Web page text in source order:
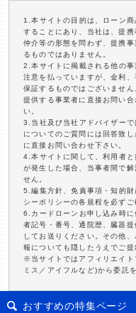
1.本サイトの目的は、ローン
することにあり、当社は、提
仲介等の形態を問わず、提携
るものではありません。
2.本サイトに掲載される他の
注意を払っていますが、金利
保証するものではございませ
提供する事業者に直接お問い
い。
3.当社及び当社アドバイザー
についてのご質問には回答致
に直接お問い合わせ下さい。
4.本サイトに関して、利用者
が発生した場合、当事者間で
せん。
5.編集方針、免責事項・知的
シーポリシーの各規程を必ず
6.カードローンお申し込み時
者記号・番号、通院歴、臓器
してお送りください。その他
報についても隠したうえでご提
※当サイトではアフィリエイト
ミス／アイフルなど)から委託
おすすめの特集ページ